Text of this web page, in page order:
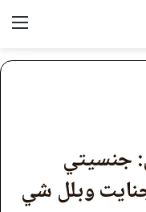
جنسيتي
وبلل شي